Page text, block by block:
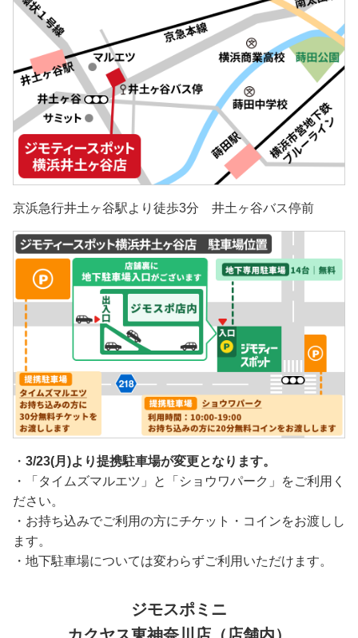
京浜急行井土ヶ谷駅より徒歩3分 井土ヶ谷バス停前
・ 3/23(月)より提携駐車場が変更となります。
・「タイムズマルエツ」と「ショウワパーク」をご利用く
ださい。
・お持ち込みでご利用の方にチケット・コインをお渡しし
ます。
・地下駐車場については変わらずご利用いただけます。
ジモスポミニ